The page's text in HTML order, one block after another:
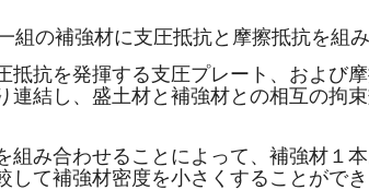
組の補強材に支圧抵抗と摩擦抵抗を組
抵抗を発揮する支圧プレート、および
連結し、盛土材と補強材との相互の拘
組み合わせることによって、補強材１
して補強材密度を小さくすることがで